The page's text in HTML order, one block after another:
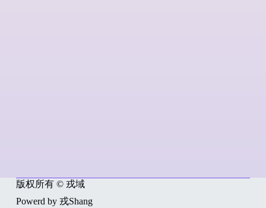
版权所有 © 戎域
Powerd by 戎Shang